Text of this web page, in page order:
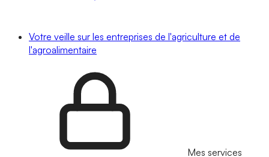
Votre veille sur les entreprises de l'agriculture et de
l'agroalimentaire
Mes services